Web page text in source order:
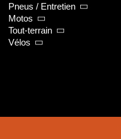
Pneus / Entretien
Motos
Tout-terrain
Vélos